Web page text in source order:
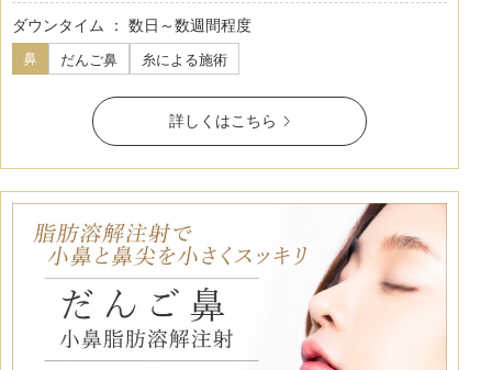
ダウンタイム ： 数日～数週間程度
鼻 だんご鼻 糸による施術
詳しくはこちら